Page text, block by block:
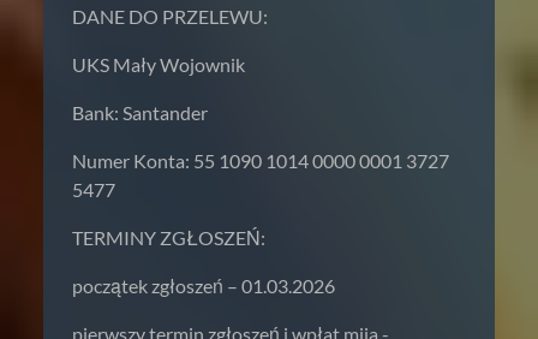
DANE DO PRZELEWU:
UKS Mały Wojownik
Bank: Santander
Numer Konta: 55 1090 1014 0000 0001 3727
5477
TERMINY ZGŁOSZEŃ:
początek zgłoszeń – 01.03.2026
pierwszy termin zgłoszeń i wpłat mija -